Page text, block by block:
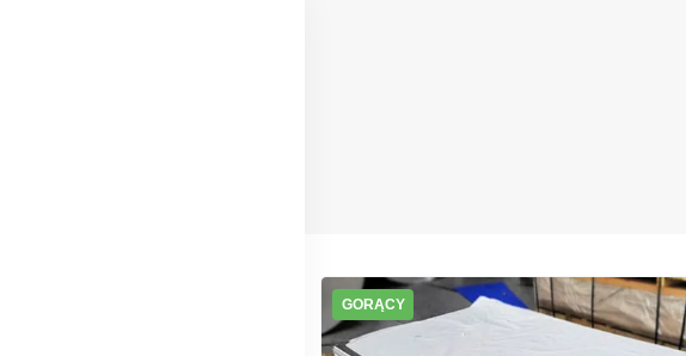
GORĄCY